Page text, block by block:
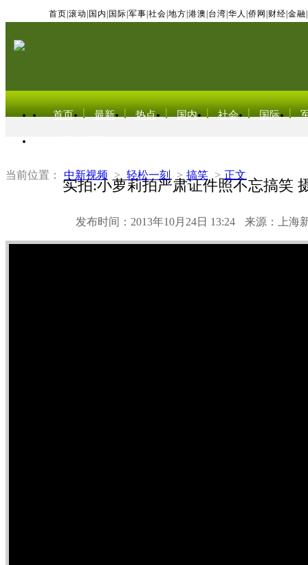
首页 滚动 国内 国际 军事 社会 地方 港澳 台湾 华人 侨网 财经 金融
首页 最新 热点 国内 社会 国际
当前位置： 中新视频 > 轻松一刻 > 搞笑 > 正文
实拍:小萝莉拍严肃证件照不忘搞笑
发布时间：2013年10月24日 13:24 来源：上海